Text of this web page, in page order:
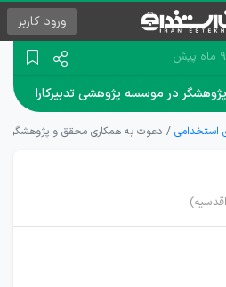
ورود کاربر
۹ ماه پیش
در موسسه پژوهشی تدبیرکارا
استخدامی دعوت به همکاری محقق و پژوهشگر